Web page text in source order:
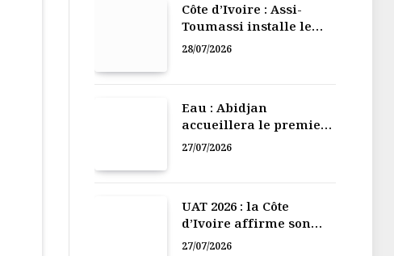
Côte d’Ivoire : Assi-
Toumassi installe le
bureau exécutif de sa
28/07/2026
Eau : Abidjan
accueillera le premier
Forum régional de
27/07/2026
UAT 2026 : la Côte
d’Ivoire affirme son
leadership numérique
27/07/2026